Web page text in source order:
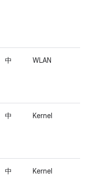
中 WLAN
中 Kernel
中 Kernel